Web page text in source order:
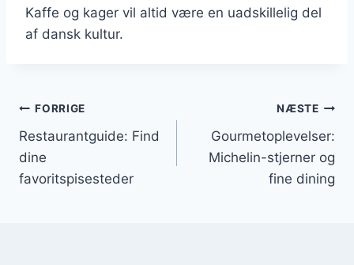
Kaffe og kager vil altid være en uadskillelig del
af dansk kultur.
Indlægsnavigation
FORRIGE
Restaurantguide: Find
dine
favoritspisesteder
NÆSTE
Gourmetoplevelser:
Michelin-stjerner og
fine dining